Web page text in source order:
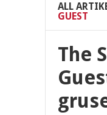
ALL
GUEST
The